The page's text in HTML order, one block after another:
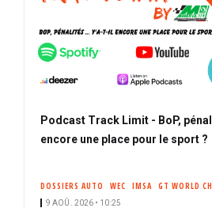
Podcast Track Limit - BoP,
encore une place pour le sport ?
DOSSIERS AUTO WEC IMSA GT WORLD
9 AOÛ. 2026 • 10:25